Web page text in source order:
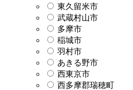
東久留米市
武蔵村山市
多摩市
稲城市
羽村市
あきる野市
西東京市
西多摩郡瑞穂町